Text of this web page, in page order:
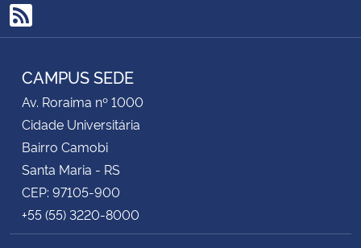
RSS
CAMPUS SEDE
Av. Roraima nº 1000
Cidade Universitária
Bairro Camobi
Santa Maria - RS
CEP: 97105-900
+55 (55) 3220-8000